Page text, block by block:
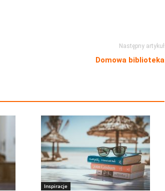
Następny artykuł
Domowa biblioteka
Inspiracje